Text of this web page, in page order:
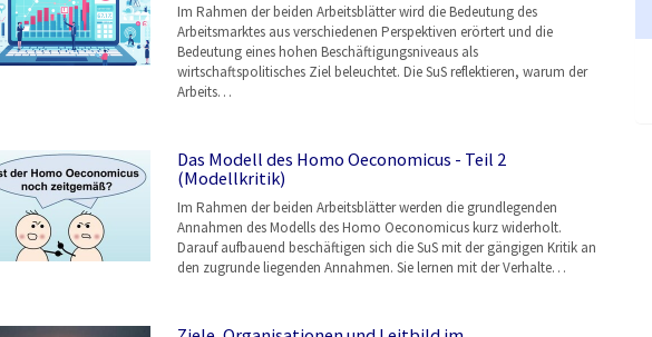
Im Rahmen der beiden Arbeitsblätter wird die Bedeutung des
Arbeitsmarktes aus verschiedenen Perspektiven erörtert und die
Bedeutung eines hohen Beschäftigungsniveaus als
wirtschaftspolitisches Ziel beleuchtet. Die SuS reflektieren, warum der
Arbeits…
Das Modell des Homo Oeconomicus - Teil 2
(Modellkritik)
Im Rahmen der beiden Arbeitsblätter werden die grundlegenden
Annahmen des Modells des Homo Oeconomicus kurz widerholt.
Darauf aufbauend beschäftigen sich die SuS mit der gängigen Kritik an
den zugrunde liegenden Annahmen. Sie lernen mit der Verhalte…